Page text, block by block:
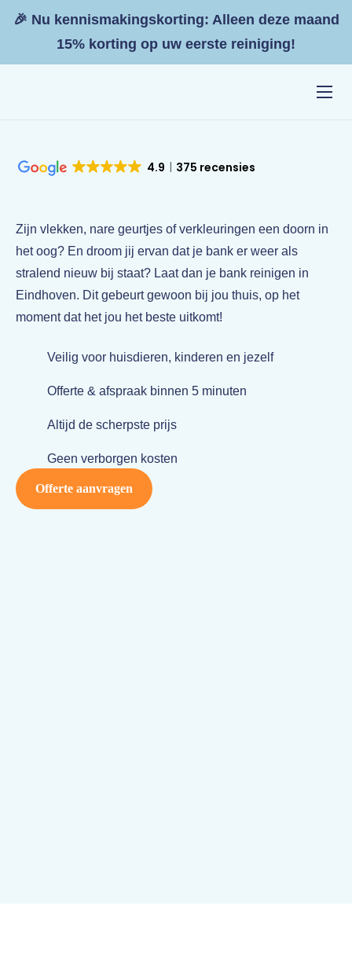
🎉 Nu kennismakingskorting: Alleen deze maand
15% korting op uw eerste reiniging!
Zakelijk
4.9 375 recensies
Zijn vlekken, nare geurtjes of verkleuringen een doorn in
het oog? En droom jij ervan dat je bank er weer als
stralend nieuw bij staat? Laat dan je bank reinigen in
Eindhoven. Dit gebeurt gewoon bij jou thuis, op het
moment dat het jou het beste uitkomt!
Veilig voor huisdieren, kinderen en jezelf
Offerte & afspraak binnen 5 minuten
Altijd de scherpste prijs
Geen verborgen kosten
Offerte aanvragen